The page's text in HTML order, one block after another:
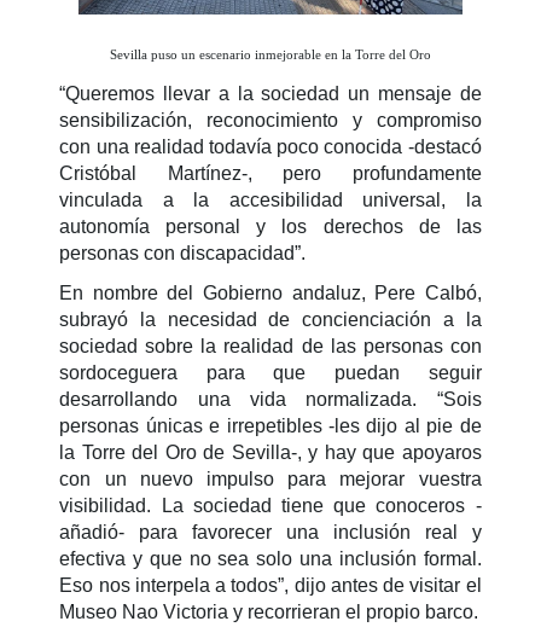
Sevilla puso un escenario inmejorable en la Torre del Oro
“Queremos llevar a la sociedad un mensaje de
sensibilización, reconocimiento y compromiso
con una realidad todavía poco conocida -destacó
Cristóbal Martínez-, pero profundamente
vinculada a la accesibilidad universal, la
autonomía personal y los derechos de las
personas con discapacidad”.
En nombre del Gobierno andaluz, Pere Calbó,
subrayó la necesidad de concienciación a la
sociedad sobre la realidad de las personas con
sordoceguera para que puedan seguir
desarrollando una vida normalizada. “Sois
personas únicas e irrepetibles -les dijo al pie de
la Torre del Oro de Sevilla-, y hay que apoyaros
con un nuevo impulso para mejorar vuestra
visibilidad. La sociedad tiene que conoceros -
añadió- para favorecer una inclusión real y
efectiva y que no sea solo una inclusión formal.
Eso nos interpela a todos”, dijo antes de visitar el
Museo Nao Victoria y recorrieran el propio barco.